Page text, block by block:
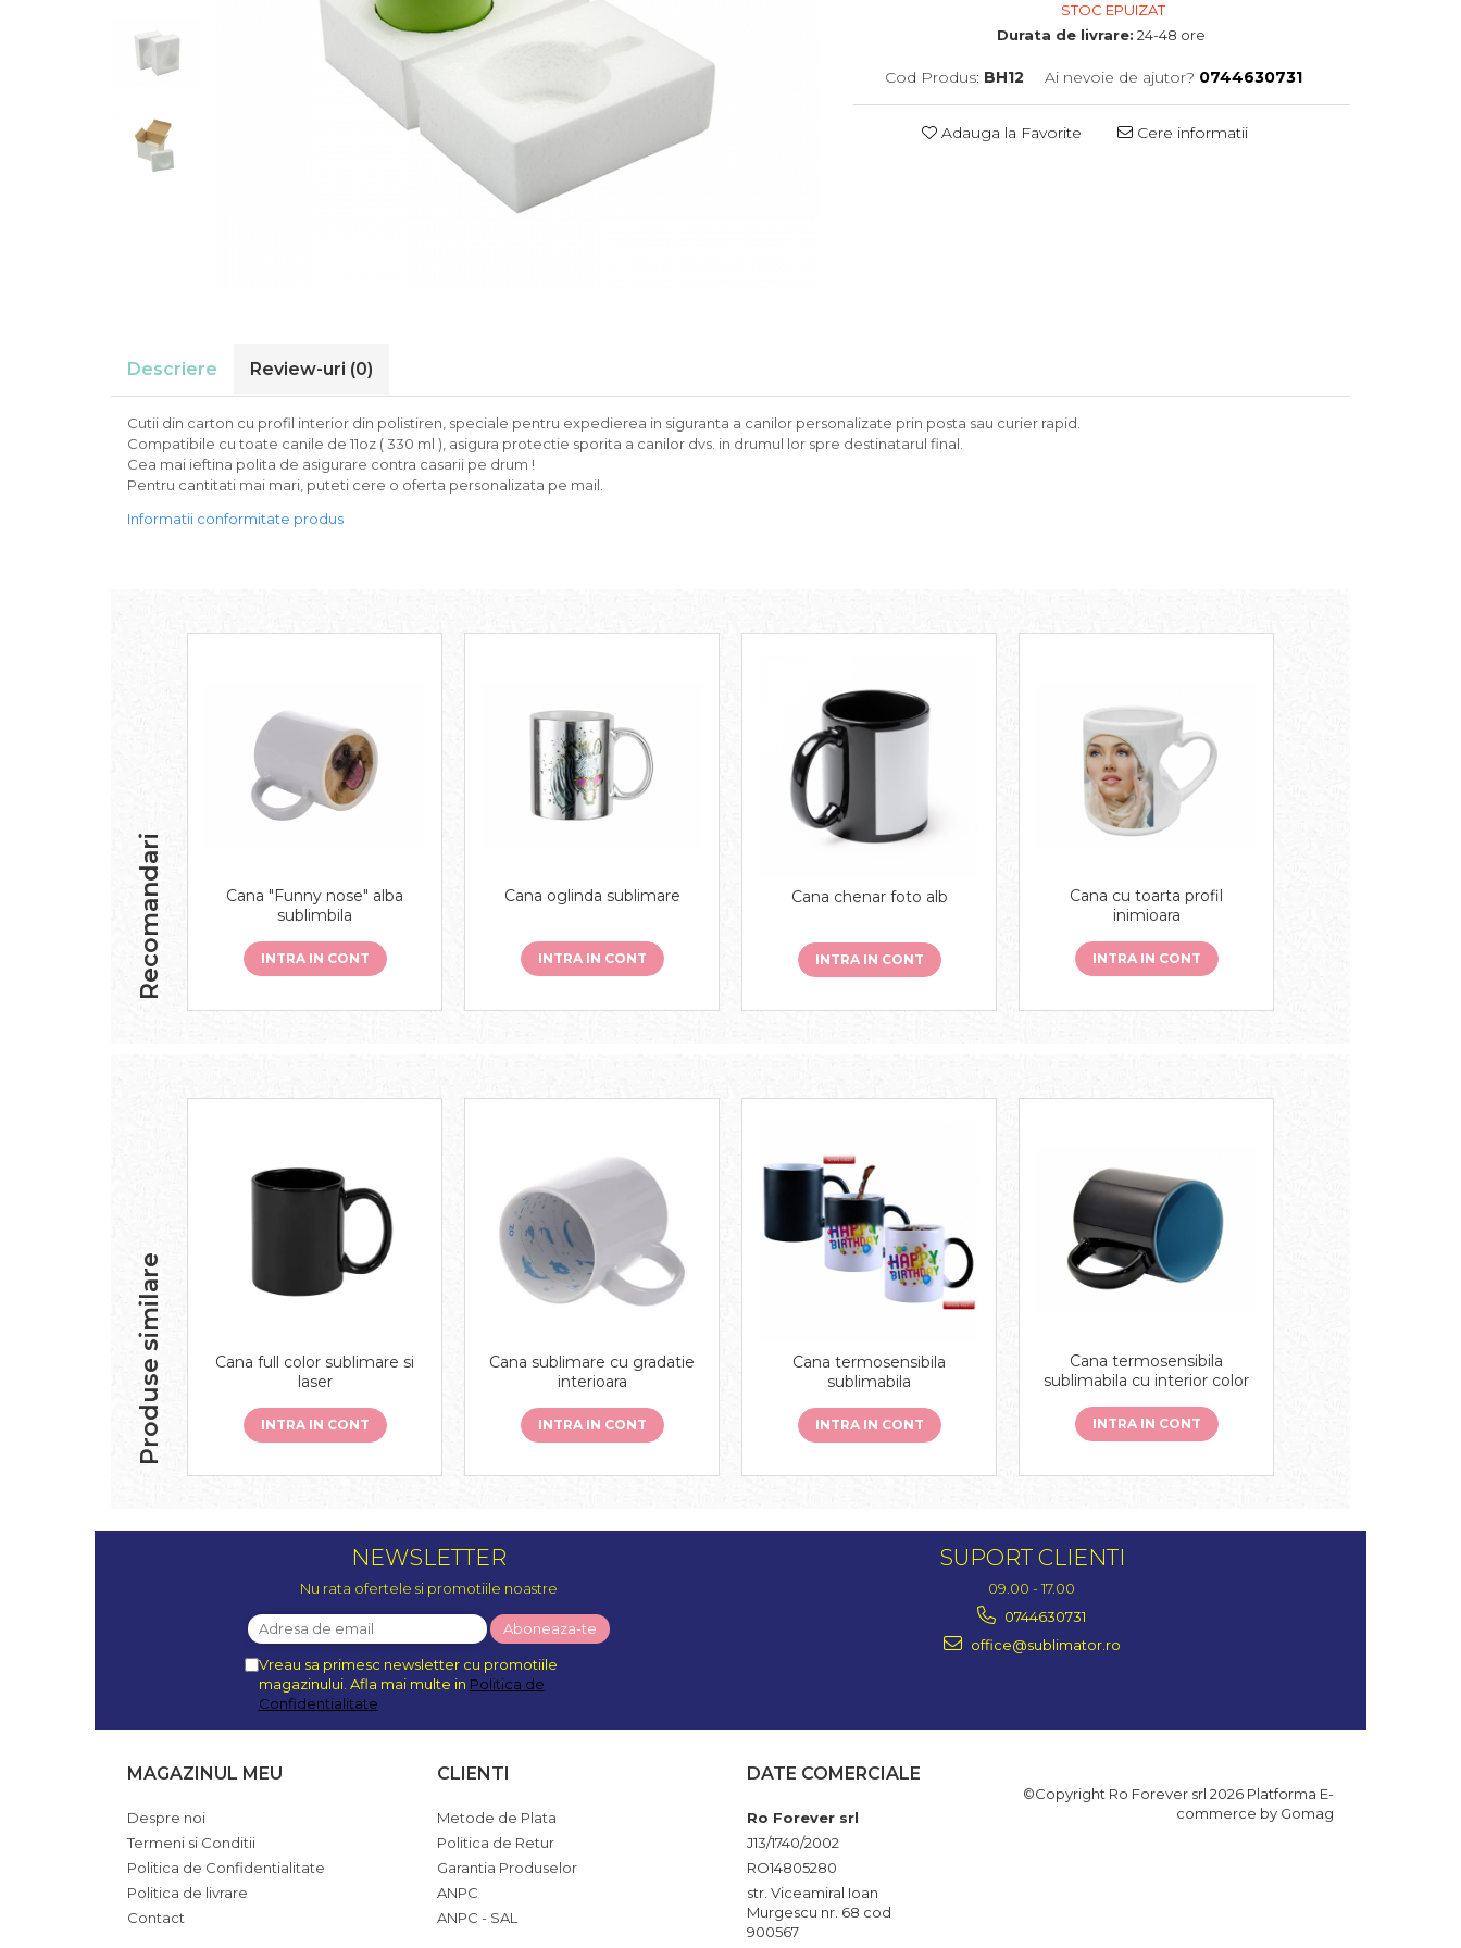
Plastic si polimer
STOC EPUIZAT
Durata de livrare: 24-48 ore
Cod Produs: BH12 Ai nevoie de ajutor? 0744630731
Adauga la Favorite Cere informatii
Descriere Review-uri (0)
Cutii din carton cu profil interior din polistiren, speciale pentru expedierea in siguranta a canilor personalizate prin posta sau curier rapid.
Compatibile cu toate canile de 11oz ( 330 ml ), asigura protectie sporita a canilor dvs. in drumul lor spre destinatarul final.
Cea mai ieftina polita de asigurare contra casarii pe drum !
Pentru cantitati mai mari, puteti cere o oferta personalizata pe mail.
Informatii conformitate produs
Recomandari
Cana "Funny nose" alba
sublimbila
INTRA IN CONT
Cana oglinda sublimare
INTRA IN CONT
Cana chenar foto alb
INTRA IN CONT
Cana cu toarta profil
inimioara
INTRA IN CONT
Produse similare
Cana full color sublimare si
laser
INTRA IN CONT
Cana sublimare cu gradatie
interioara
INTRA IN CONT
Cana termosensibila
sublimabila
INTRA IN CONT
Cana termosensibila
sublimabila cu interior color
INTRA IN CONT
NEWSLETTER
Nu rata ofertele si promotiile noastre
Vreau sa primesc newsletter cu promotiile
magazinului. Afla mai multe in Politica de
Confidentialitate
SUPORT CLIENTI
09.00 - 17.00
0744630731
office@sublimator.ro
MAGAZINUL MEU
Despre noi
Termeni si Conditii
Politica de Confidentialitate
Politica de livrare
Contact
CLIENTI
Metode de Plata
Politica de Retur
Garantia Produselor
ANPC
ANPC - SAL
DATE COMERCIALE
Ro Forever srl
J13/1740/2002
RO14805280
str. Viceamiral Ioan
Murgescu nr. 68 cod
900567
©Copyright Ro Forever srl 2026 Platforma E-
commerce by Gomag